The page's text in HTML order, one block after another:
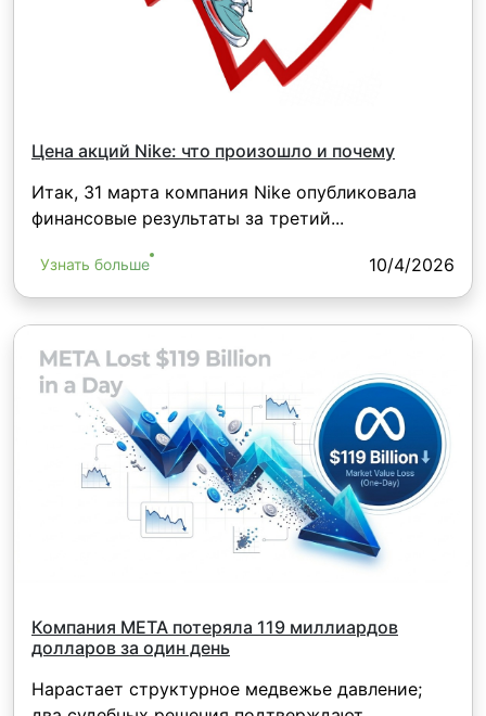
Цена акций Nike: что произошло и почему
Итак, 31 марта компания Nike опубликовала
финансовые результаты за третий...
Узнать больше 10/4/2026
Компания META потеряла 119 миллиардов
долларов за один день
Нарастает структурное медвежье давление;